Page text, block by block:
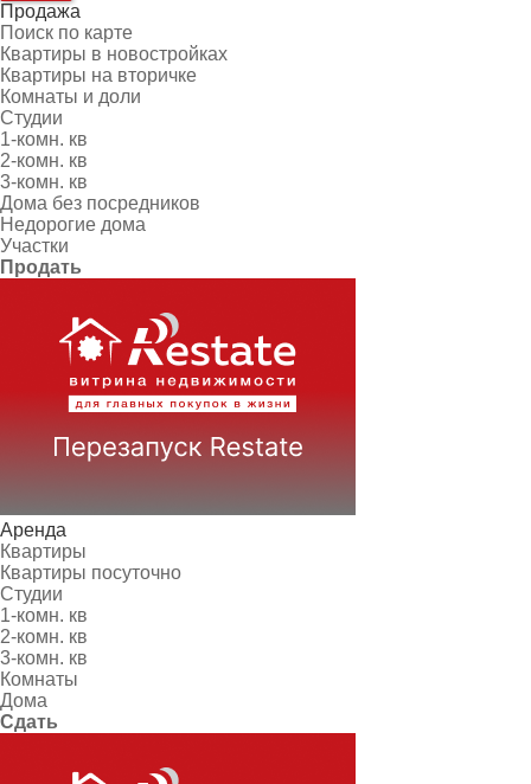
Продажа
Поиск по карте
Квартиры в новостройках
Квартиры на вторичке
Комнаты и доли
Студии
1-комн. кв
2-комн. кв
3-комн. кв
Дома без посредников
Недорогие дома
Участки
Продать
Аренда
Квартиры
Квартиры посуточно
Студии
1-комн. кв
2-комн. кв
3-комн. кв
Комнаты
Дома
Сдать